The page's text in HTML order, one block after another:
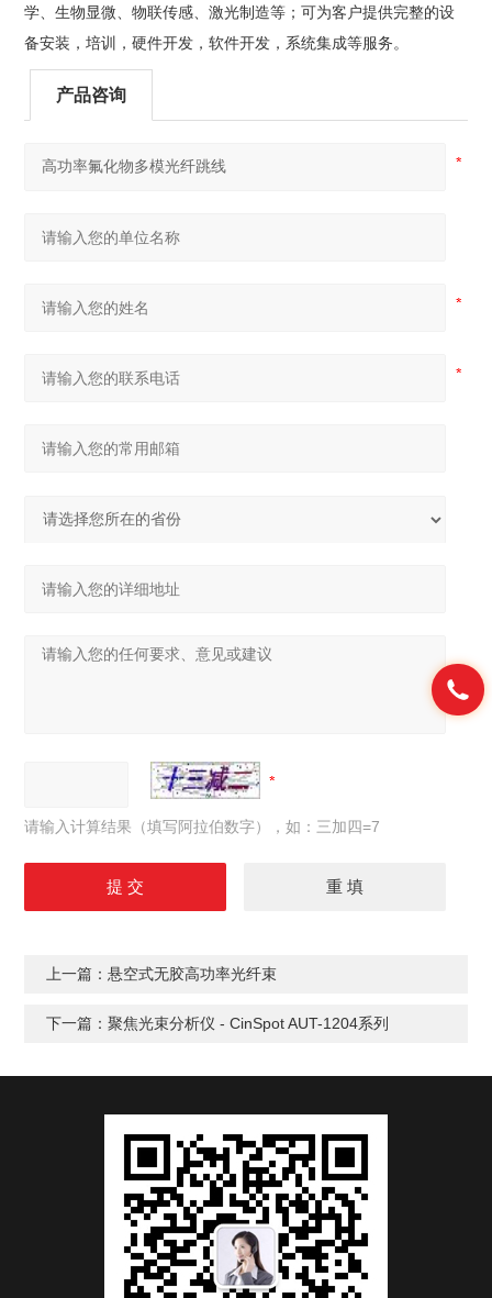
学、生物显微、物联传感、激光制造等；可为客户提供完整的设
备安装，培训，硬件开发，软件开发，系统集成等服务。
产品咨询
请输入计算结果（填写阿拉伯数字），如：三加四=7
上一篇：悬空式无胶高功率光纤束
下一篇：聚焦光束分析仪 - CinSpot AUT-1204系列